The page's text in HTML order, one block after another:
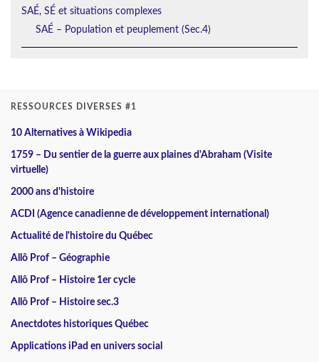
SAÉ, SÉ et situations complexes
SAÉ – Population et peuplement (Sec.4)
RESSOURCES DIVERSES #1
10 Alternatives à Wikipedia
1759 – Du sentier de la guerre aux plaines d'Abraham (Visite
virtuelle)
2000 ans d'histoire
ACDI (Agence canadienne de développement international)
Actualité de l'histoire du Québec
Allô Prof – Géographie
Allô Prof – Histoire 1er cycle
Allô Prof – Histoire sec.3
Anectdotes historiques Québec
Applications iPad en univers social